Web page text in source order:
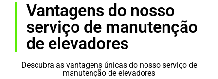
Vantagens do nosso
serviço de manutenção
de elevadores
Descubra as vantagens únicas do nosso serviço de
manutenção de elevadores